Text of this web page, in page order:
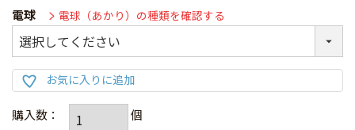
電球 電球（あかり）の種類を確認する